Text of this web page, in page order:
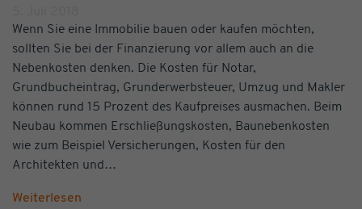
Wenn Sie eine Immobilie bauen oder kaufen möchten,
sollten Sie bei der Finanzierung vor allem auch an die
Nebenkosten denken. Die Kosten für Notar,
Grundbucheintrag, Grunderwerbsteuer, Umzug und Makler
können rund 15 Prozent des Kaufpreises ausmachen. Beim
Neubau kommen Erschließungskosten, Baunebenkosten
wie zum Beispiel Versicherungen, Kosten für den
Architekten und…
Weiterlesen